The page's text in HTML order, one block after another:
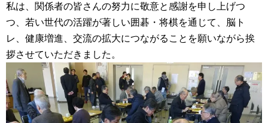
私は、関係者の皆さんの努力に敬意と感謝を申し上げつ
つ、若い世代の活躍が著しい囲碁・将棋を通じて、脳ト
レ、健康増進、交流の拡大につながることを願いながら挨
拶させていただきました。